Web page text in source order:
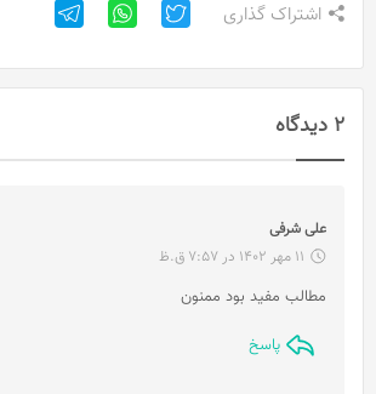
اشتراک گذاری
2 دیدگاه
علی شرفی
ف
ت
11 مهر 1402 در 7:57 ق.ظ
مطالب مفید بود ممنون
پاسخ